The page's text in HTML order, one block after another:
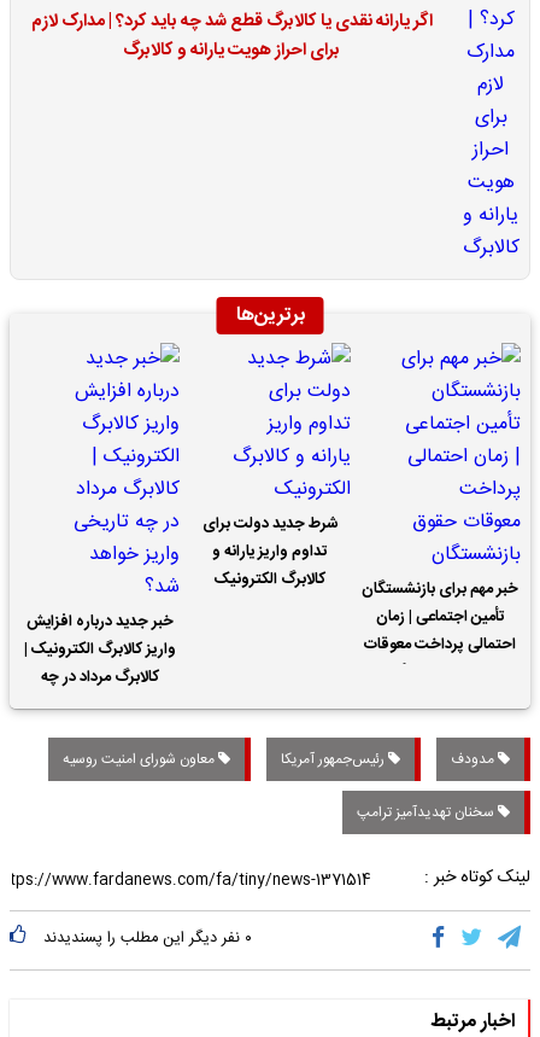
اگر یارانه نقدی یا کالابرگ قطع شد چه باید کرد؟ | مدارک لازم
برای احراز هویت یارانه و کالابرگ
برترین‌ها
خبر مهم برای بازنشستگان
تأمین اجتماعی | زمان
احتمالی پرداخت معوقات
شرط جدید دولت برای
تداوم واریز یارانه و
کالابرگ الکترونیک
خبر جدید درباره افزایش
واریز کالابرگ الکترونیک |
کالابرگ مرداد در چه
تاریخی واریز خواهد شد؟
مدودف رئیس‌جمهور آمریکا معاون شورای امنیت روسیه
سخنان تهدیدآمیز ترامپ
لینک کوتاه خبر :
۰ نفر دیگر این مطلب را پسندیدند
اخبار مرتبط